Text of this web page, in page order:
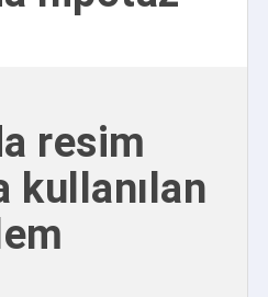
resim
kullanılan